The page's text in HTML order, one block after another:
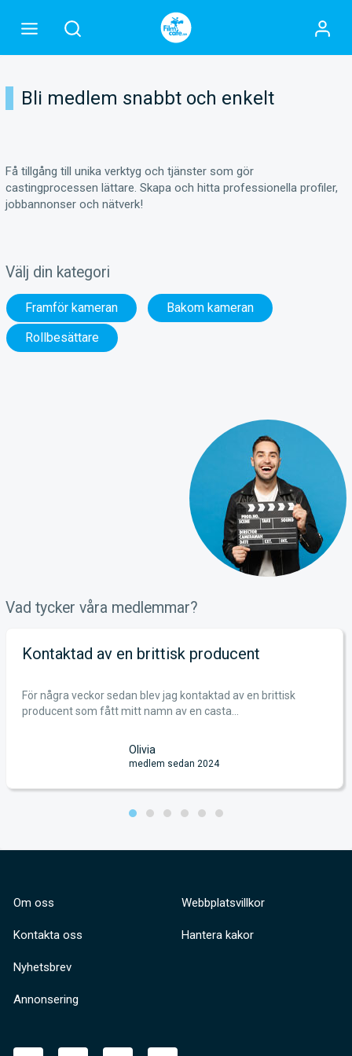
Bli medlem snabbt och enkelt
Få tillgång till unika verktyg och tjänster som gör
castingprocessen lättare. Skapa och hitta professionella profiler,
jobbannonser och nätverk!
Välj din kategori
Framför kameran
Bakom kameran
Rollbesättare
Vad tycker våra medlemmar?
Kontaktad av en brittisk producent
För några veckor sedan blev jag kontaktad av en brittisk
producent som fått mitt namn av en casta...
Olivia
medlem sedan 2024
Om oss
Kontakta oss
Nyhetsbrev
Annonsering
Webbplatsvillkor
Hantera kakor